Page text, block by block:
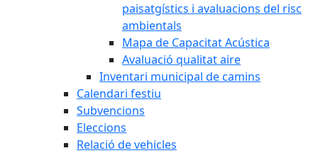
paisatgístics i avaluacions del risc
ambientals
Mapa de Capacitat Acústica
Avaluació qualitat aire
Inventari municipal de camins
Calendari festiu
Subvencions
Eleccions
Relació de vehicles